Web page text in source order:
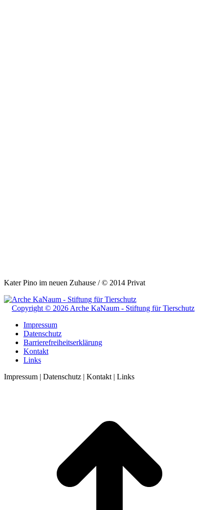
Kater Pino im neuen Zuhause / © 2014 Privat
Copyright © 2026 Arche KaNaum - Stiftung für Tierschutz
Impressum
Datenschutz
Barrierefreiheitserklärung
Kontakt
Links
Impressum | Datenschutz | Kontakt | Links